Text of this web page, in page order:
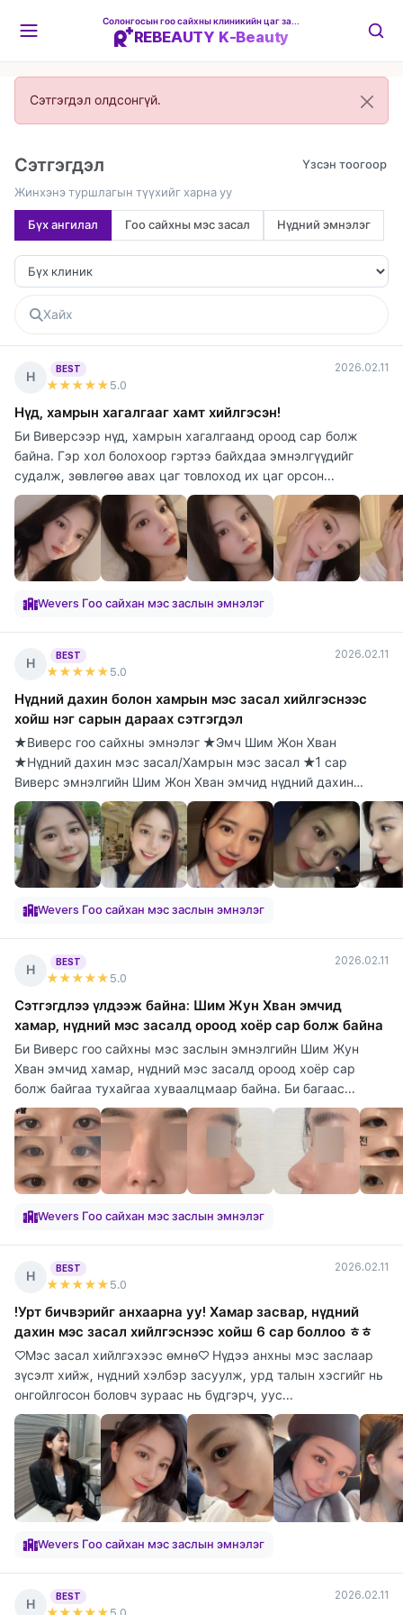
REBEAUTY K-Beauty
Сэтгэгдэл олдсонгүй.
Сэтгэгдэл
Жинхэнэ туршлагын түүхийг харна уу
Бүх ангилал Гоо сайхны мэс засал Нүдний эмнэлэг
Н
BEST
★★★★★ 5.0
2026.02.11
Нүд, хамрын хагалгааг хамт хийлгэсэн!
Би Виверсээр нүд, хамрын хагалгаанд ороод сар болж
байна. Гэр хол болохоор гэртээ байхдаа эмнэлгүүдийг
судалж, зөвлөгөө авах цаг товлоход их цаг орсон...
Wevers Гоо сайхан мэс заслын эмнэлэг
Н
BEST
★★★★★ 5.0
2026.02.11
Нүдний дахин болон хамрын мэс засал хийлгэснээс
хойш нэг сарын дараах сэтгэгдэл
★Виверс гоо сайхны эмнэлэг ★Эмч Шим Жон Хван
★Нүдний дахин мэс засал/Хамрын мэс засал ★1 сар
Виверс эмнэлгийн Шим Жон Хван эмчид нүдний дахин
болон х...
Wevers Гоо сайхан мэс заслын эмнэлэг
Н
BEST
★★★★★ 5.0
2026.02.11
Сэтгэгдлээ үлдээж байна: Шим Жун Хван эмчид
хамар, нүдний мэс засалд ороод хоёр сар болж байна
Би Виверс гоо сайхны мэс заслын эмнэлгийн Шим Жун
Хван эмчид хамар, нүдний мэс засалд ороод хоёр сар
болж байгаа тухайгаа хуваалцмаар байна. Би багаас...
Wevers Гоо сайхан мэс заслын эмнэлэг
Н
BEST
★★★★★ 5.0
2026.02.11
!Урт бичвэрийг анхаарна уу! Хамар засвар, нүдний
дахин мэс засал хийлгэснээс хойш 6 сар боллоо ㅎㅎ
♡Мэс засал хийлгэхээс өмнө♡ Нүдээ анхны мэс заслаар
зүсэлт хийж, нүдний хэлбэр засуулж, урд талын хэсгийг нь
онгойлгосон боловч зураас нь бүдгэрч, уус...
Wevers Гоо сайхан мэс заслын эмнэлэг
Н
BEST 2026.02.11